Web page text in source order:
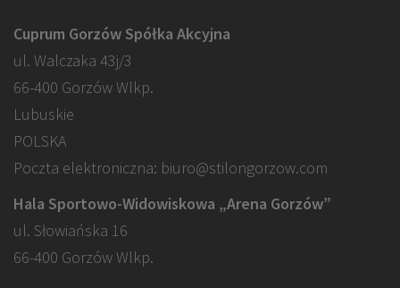
Cuprum Gorzów Spółka Akcyjna
ul. Walczaka 43j/3
66-400 Gorzów Wlkp.
Lubuskie
POLSKA
Poczta elektroniczna: biuro@stilongorzow.com
Hala Sportowo-Widowiskowa „Arena Gorzów”
ul. Słowiańska 16
66-400 Gorzów Wlkp.